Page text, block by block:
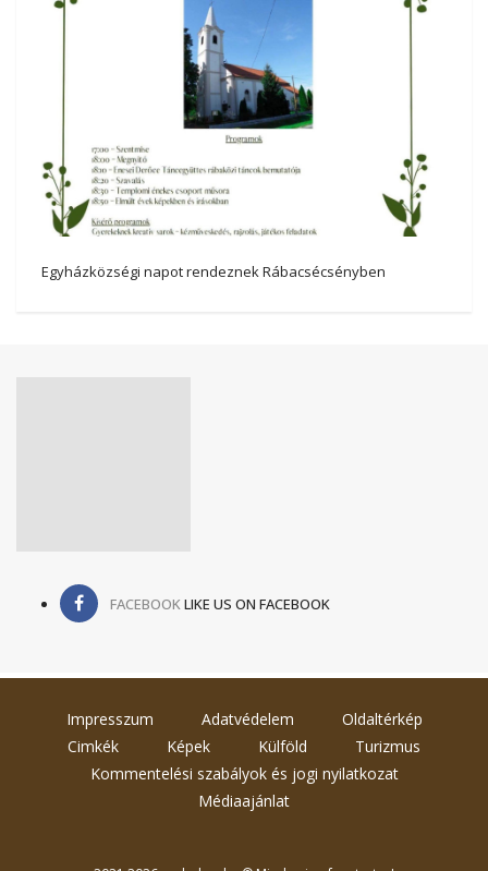
Egyházközségi napot rendeznek Rábacsécsényben
FACEBOOKLIKE US ON FACEBOOK
Impresszum Adatvédelem
Oldaltérkép
Cimkék
Képek Külföld
Turizmus
Kommentelési szabályok és jogi nyilatkozat
Médiaajánlat